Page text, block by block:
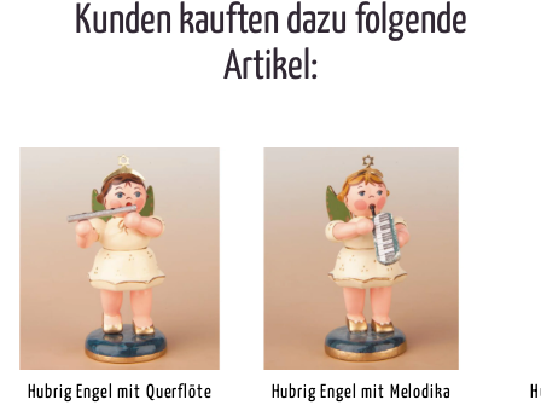
Kunden kauften dazu folgende
Artikel:
Hubrig Engel mit Querflöte Hubrig Engel mit Melodika